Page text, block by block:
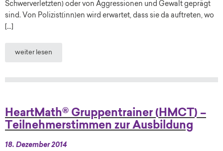
Schwerverletzten) oder von Aggressionen und Gewalt geprägt
sind. Von Polizist(inn)en wird erwartet, dass sie da auftreten, wo
[…]
weiter lesen
HeartMath® Gruppentrainer (HMCT) –
Teilnehmerstimmen zur Ausbildung
18. Dezember 2014